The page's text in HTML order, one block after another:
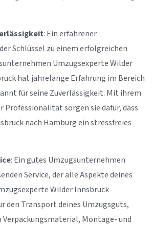
: Ein erfahrener
Schlüssel zu einem erfolgreichen
Umzugsexperte Wilder
hat jahrelange Erfahrung im Bereich
für seine Zuverlässigkeit. Mit ihrem
Professionalität sorgen sie dafür, dass
nach Hamburg ein stressfreies
: Ein gutes Umzugsunternehmen
Service, der alle Aspekte deines
Wilder Innsbruck
den Transport deines Umzugsguts,
Montage- und